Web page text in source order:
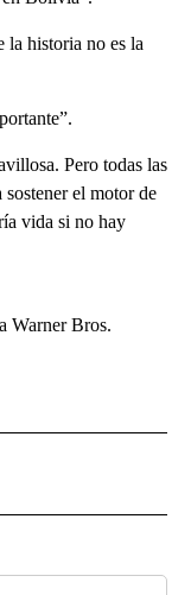
la historia no es la
Pero todas las
sostener el motor de
vida si no hay
Bros.
NOTIFICATIONS ABOUT